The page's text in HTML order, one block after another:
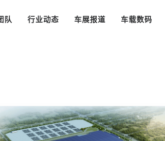
队 行业动态 车展报道 车载数码